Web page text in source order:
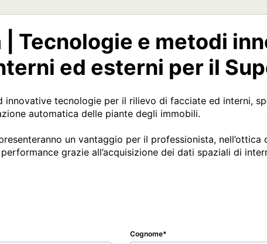
| Tecnologie e metodi
ed esterni per il
innovative tecnologie per il rilievo di facciate ed interni,
automatica delle piante degli immobili.
un vantaggio per il professionista, nell’ottica
grazie all’acquisizione dei dati spaziali di
Cognome